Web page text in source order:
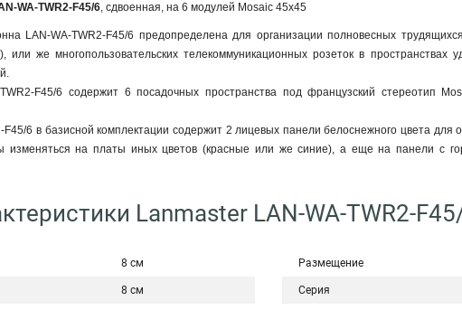
WA-TWR2-F45/6, сдвоенная, на 6 модулей Mosaic 45x45
LAN-WA-TWR2-F45/6 предопределена для организации полновесных
или же многопользовательских телекоммуникационных розеток в
F45/6 содержит 6 посадочных пространства под французский стереотип
6 в базисной комплектации содержит 2 лицевых панели белоснежного цвета
на платы иных цветов (красные или же синие), а еще на панели с
Lanmaster LAN-WA-TWR2-
8 см
8 см
Размещение
Серия